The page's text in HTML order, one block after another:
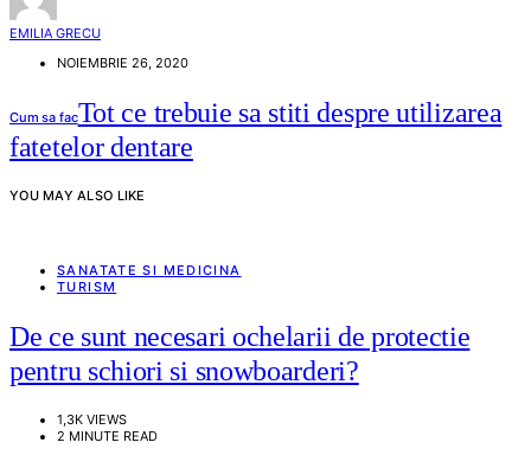
EMILIA GRECU
NOIEMBRIE 26, 2020
Cum sa facTot ce trebuie sa stiti despre utilizarea
fatetelor dentare
YOU MAY ALSO LIKE
SANATATE SI MEDICINA
TURISM
De ce sunt necesari ochelarii de protectie
pentru schiori si snowboarderi?
1,3K VIEWS
2 MINUTE READ